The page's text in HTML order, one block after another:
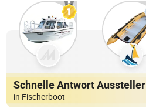
Schnelle Antwort Aussteller
in Fischerboot